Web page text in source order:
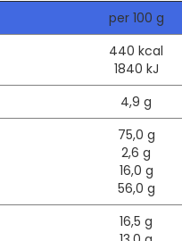
per 100 g
440 kcal
1840 kJ
4,9 g
75,0 g
2,6 g
16,0 g
56,0 g
16,5 g